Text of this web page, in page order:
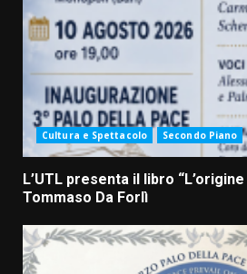
Cultura e Spettacolo Secondo Piano
L’UTL presenta il libro
Tommaso Da Forlì